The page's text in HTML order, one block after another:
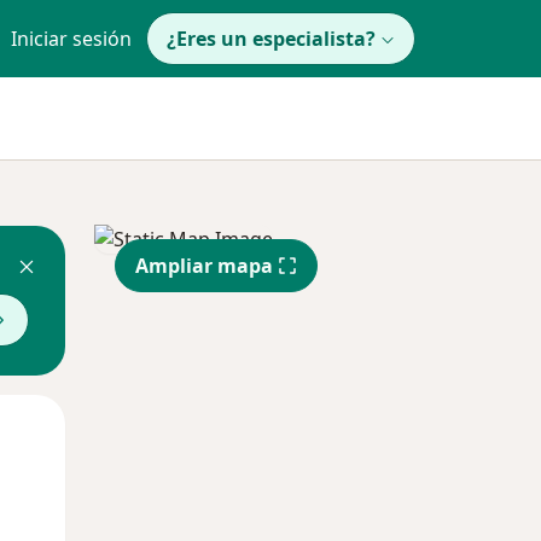
Iniciar sesión ¿Eres un especialista?
Ampliar mapa